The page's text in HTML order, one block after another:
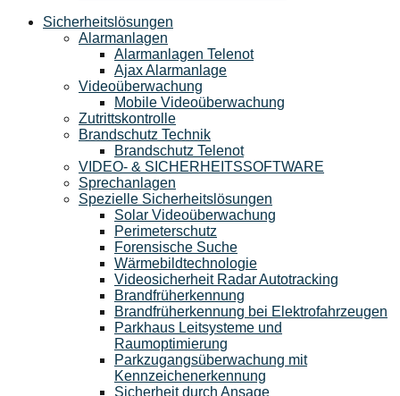
Sicherheitslösungen
Alarmanlagen
Alarmanlagen Telenot
Ajax Alarmanlage
Videoüberwachung
Mobile Videoüberwachung
Zutrittskontrolle
Brandschutz Technik
Brandschutz Telenot
VIDEO- & SICHERHEITSSOFTWARE
Sprechanlagen
Spezielle Sicherheitslösungen
Solar Videoüberwachung
Perimeterschutz
Forensische Suche
Wärmebildtechnologie
Videosicherheit Radar Autotracking​
Brandfrüherkennung
Brandfrüherkennung bei Elektrofahrzeugen
Parkhaus Leitsysteme und
Raumoptimierung
Parkzugangsüberwachung mit
Kennzeichenerkennung
Sicherheit durch Ansage